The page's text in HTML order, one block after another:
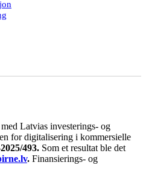
Latvias investerings- og
for digitalisering i kommersielle
493. Som et resultat ble det
. Finansierings- og